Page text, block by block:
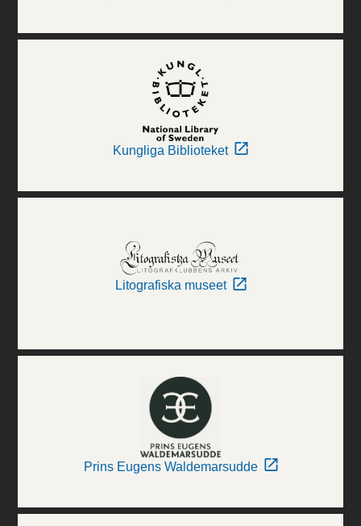
Kungliga Biblioteket
Litografiska museet
Prins Eugens Waldemarsudde